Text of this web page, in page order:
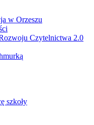
w Orzeszu
Czytelnictwa 2.0
szkoły